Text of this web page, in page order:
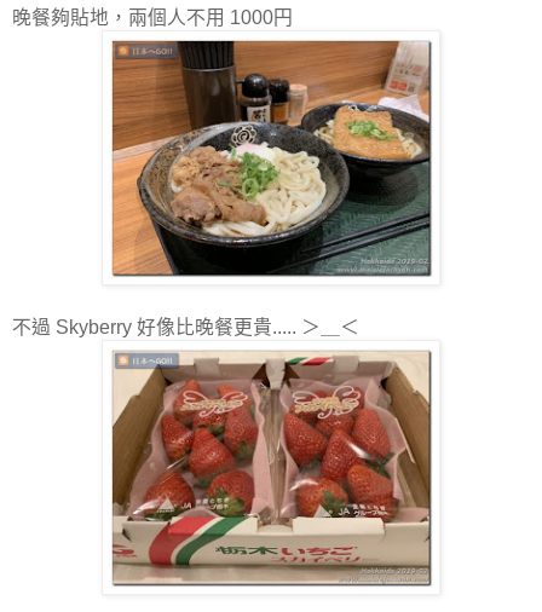
晚餐夠貼地，兩個人不用 1000円
不過 Skyberry 好像比晚餐更貴..... ＞＿＜